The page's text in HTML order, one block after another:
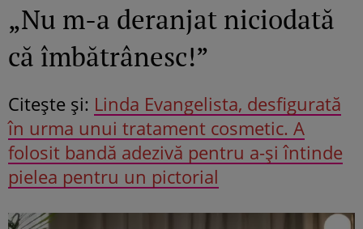
„Nu m-a deranjat niciodată
că îmbătrânesc!”
Citeşte şi: Linda Evangelista, desfigurată
în urma unui tratament cosmetic. A
folosit bandă adezivă pentru a-și întinde
pielea pentru un pictorial